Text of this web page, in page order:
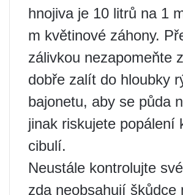
hnojiva je 10 litrů na 1
m květinové záhony.
zálivkou nezapomeňte
dobře zalít do hloubky
bajonetu, aby se půda
jinak riskujete popálení
cibulí.
Neustále kontrolujte
zda neobsahují škůdce